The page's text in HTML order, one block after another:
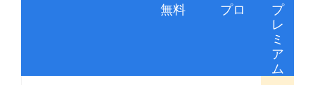
無料 プロ
プ
レ
ミ
ア
ム